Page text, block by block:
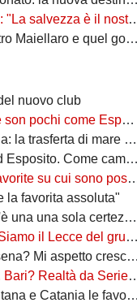
a casa dopo gennaio. Ecco la nostra forza"
gol da quaranta metri...
nuovo club
presento. D'Ursi? Solo interesse"
di mare e di vento
Come cambia l’attacco
e gli obiettivi promozione
la favorita assoluta"
(e mezza) nel reparto
Che impresa l'anno scorso!"
Mi aspetto crescita"
Realtà da Serie A"
Subito dopo altre due"